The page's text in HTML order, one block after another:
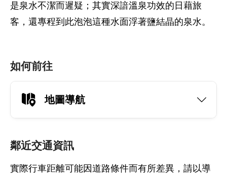
是泉水不潔而遲疑；其實深諳溫泉功效的日藉旅
客，還專程到此泡泡這種水面浮著鹽結晶的泉水。
如何前往
地圖導航
鄰近交通資訊
實際行車距離可能因道路條件而有所差異，請以導